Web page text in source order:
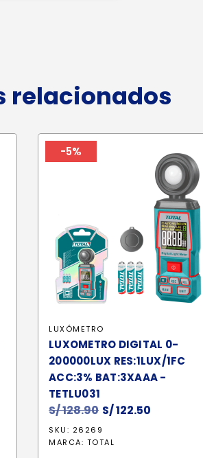
relacionados
-5%
LUXÓMETRO
LUXOMETRO DIGITAL 0-
200000LUX RES:1LUX/1FC
ACC:3% BAT:3XAAA -
TETLU031
S/128.90 El
original
S/122.50
SKU: 26269
MARCA: TOTAL